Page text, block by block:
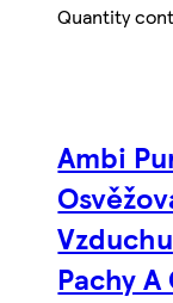
Quantity
Ambi
Pachy A